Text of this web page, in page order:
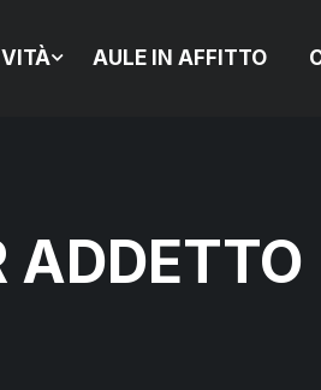
AULE IN AFFITTO
ADDETTO